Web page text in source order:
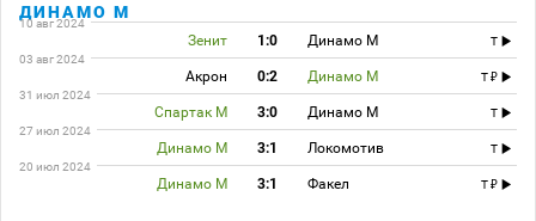
ДИНАМО М
10 авг 2024
Зенит 1:0 Динамо М
T
03 авг 2024
Акрон 0:2 Динамо М
T
31 июл 2024
Спартак М 3:0 Динамо М
T
27 июл 2024
Динамо М 3:1 Локомотив
T
20 июл 2024
Динамо М 3:1 Факел T